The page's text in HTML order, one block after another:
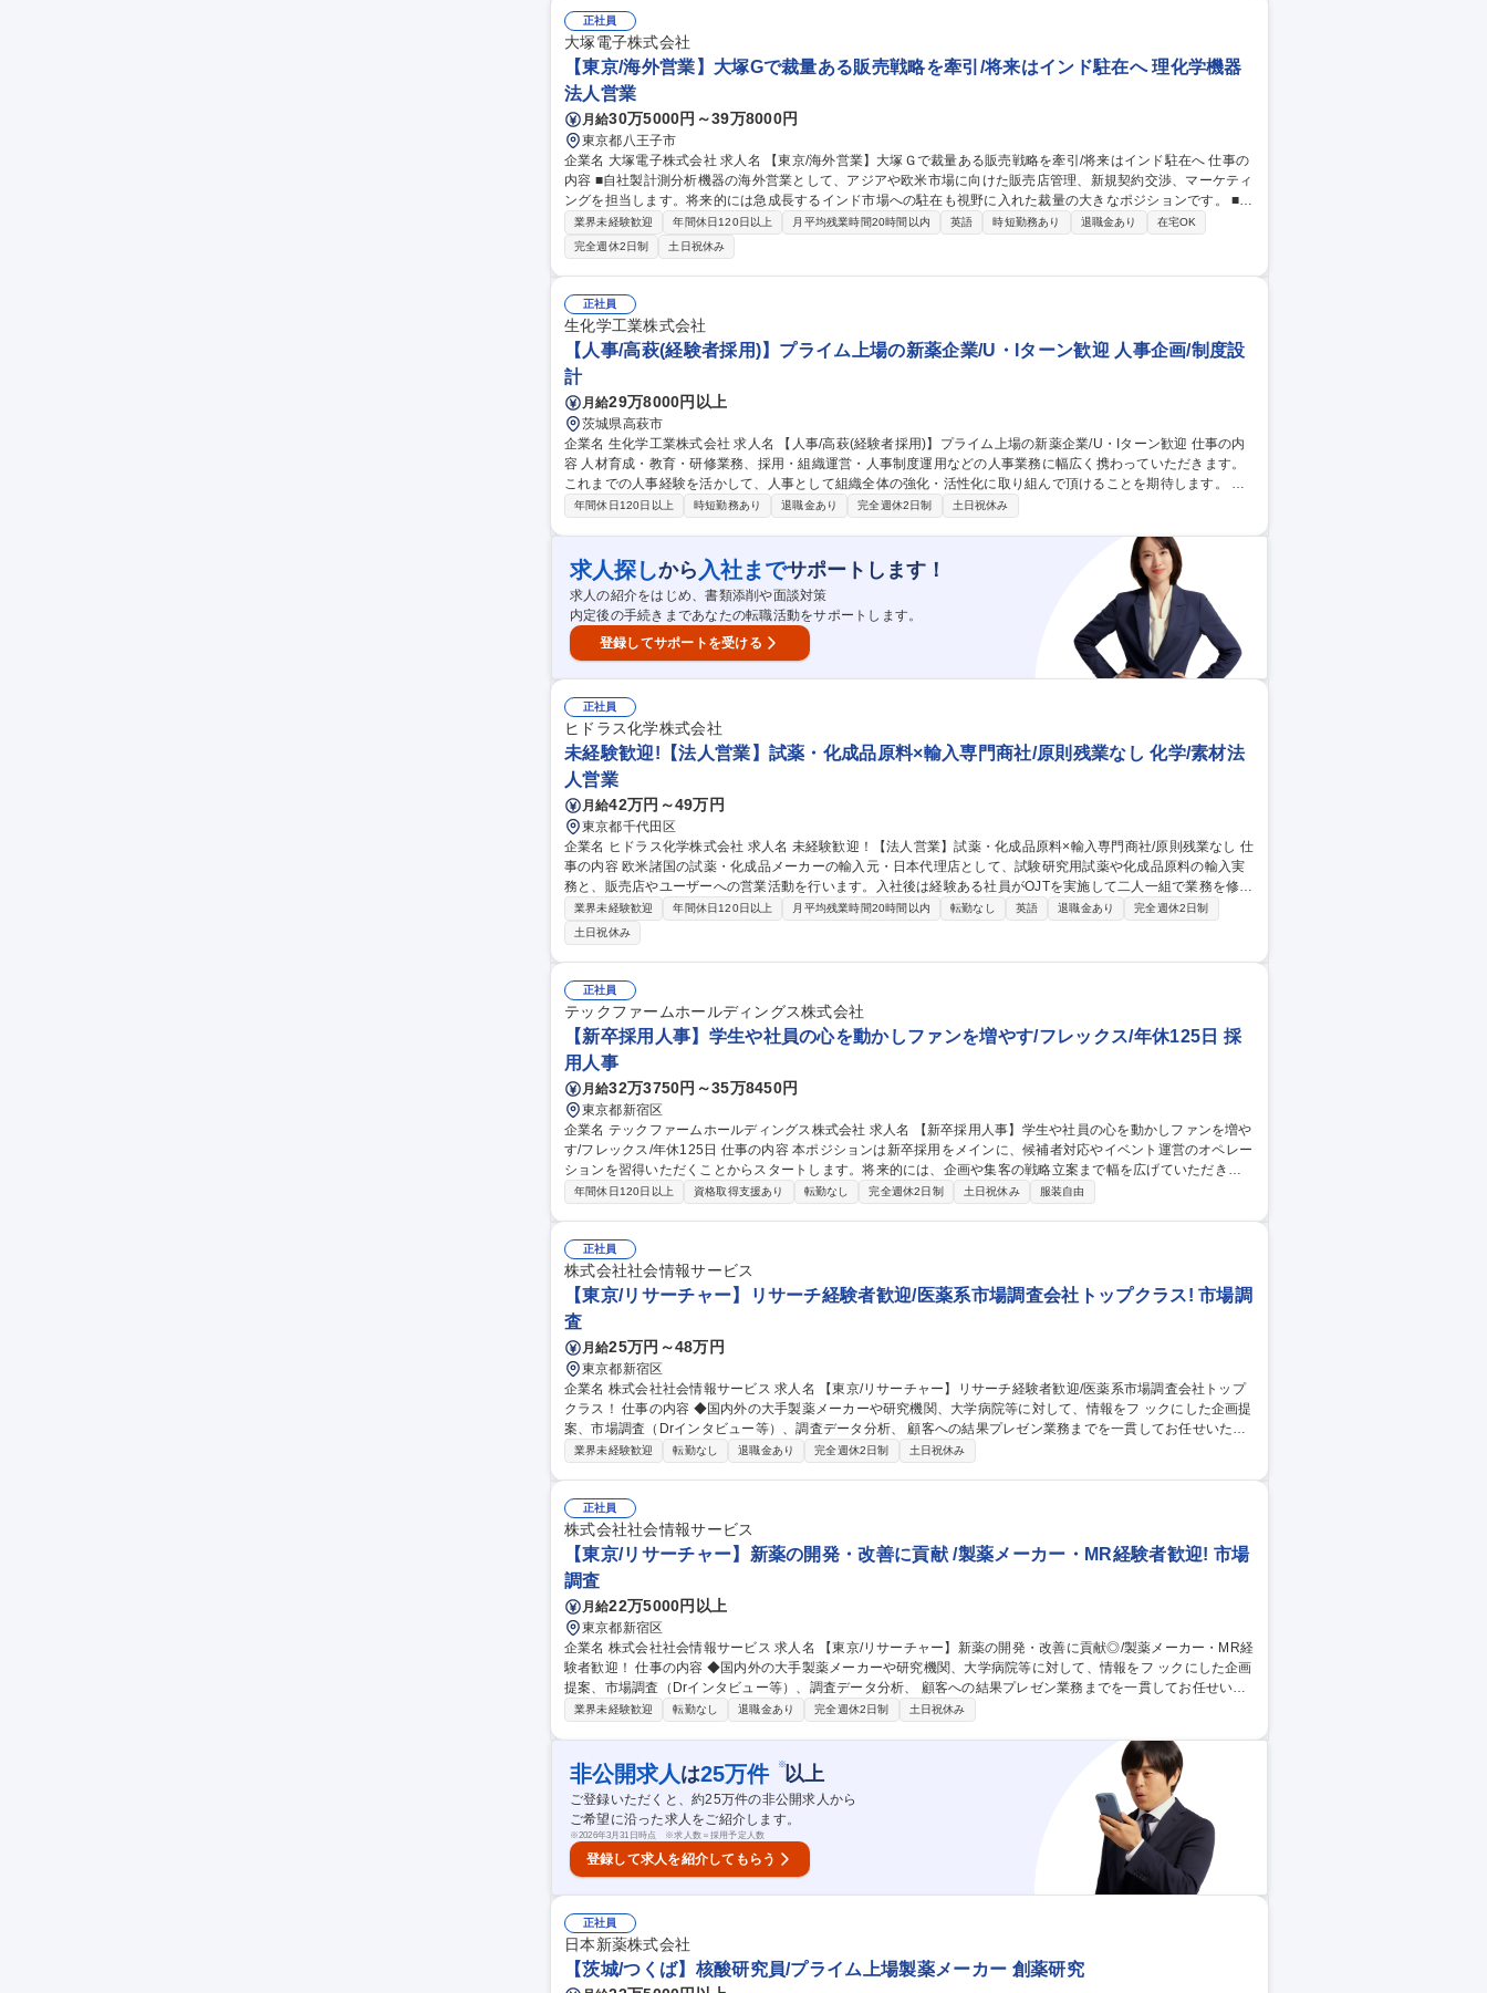
正社員
大塚電子株式会社
【東京/海外営業】大塚Gで裁量ある販売戦略を牽引/将来はインド駐在へ 理化学機器
法人営業
月給30万5000円～39万8000円
東京都八王子市
企業名 大塚電子株式会社 求人名 【東京/海外営業】大塚Ｇで裁量ある販売戦略を牽引/将来はインド駐在へ 仕事の
内容 ■自社製計測分析機器の海外営業として、アジアや欧米市場に向けた販売店管理、新規契約交渉、マーケティ
ングを担当します。将来的には急成長するインド市場への駐在も視野に入れた裁量の大きなポジションです。 ■入
社後は国内研修やOJTを通じて製品知識をじっくり習得していただきます。その後は東南アジアや中南米、インド
などの販売店サポートや新規開拓を担い、現地のニーズを汲み取った販売戦略の提言など、マーケティング視点
での活躍が求められます。 ■単に製品を販売するにとどまらず、大塚グループの独自の「光」の技術を世界中に広
め、科学の進歩を最前線で支える社会的意義と裁量の大きなミッションです。 募集職種 【東京/海外営業】大塚Ｇ
で裁量ある販売戦略を牽引/将来はインド駐在へ
業界未経験歓迎 年間休日120日以上 月平均残業時間20時間以内 英語 時短勤務あり 退職金あり
在宅OK
完全週休2日制
土日祝休み
正社員
生化学工業株式会社
【人事/高萩(経験者採用)】プライム上場の新薬企業/U・Iターン歓迎 人事企画/制度設
計
月給29万8000円以上
茨城県高萩市
企業名 生化学工業株式会社 求人名 【人事/高萩(経験者採用)】プライム上場の新薬企業/U・Iターン歓迎 仕事の内
容 人材育成・教育・研修業務、採用・組織運営・人事制度運用などの人事業務に幅広く携わっていただきます。
これまでの人事経験を活かして、人事として組織全体の強化・活性化に取り組んで頂けることを期待します。 ＜
業務内容＞■研修の企画・実施（新入社員・中途社員・製造現場社員向けの各種研修の企画・運営）■組織・人材
ション活性化施策、エンゲージメント向上施策の企画・実施）■採用業務（新卒・中途・派遣）※各区分に応じた
採用計画の立案・実施・選考対応 募集職種 【人事/高萩(経験者採用)】プライム上場の新薬企業/U・Iターン歓迎
年間休日120日以上 時短勤務あり 退職金あり 完全週休2日制 土日祝休み
求人探しから 入社までサポートします！
求人の紹介をはじめ、書類添削や面談対策
内定後の手続きまであなたの転職活動をサポートします。
登録してサポートを受ける
正社員
ヒドラス化学株式会社
未経験歓迎!【法人営業】試薬・化成品原料×輸入専門商社/原則残業なし 化学/素材法
人営業
月給42万円～49万円
東京都千代田区
企業名 ヒドラス化学株式会社 求人名 未経験歓迎！【法人営業】試薬・化成品原料×輸入専門商社/原則残業なし 仕
事の内容 欧米諸国の試薬・化成品メーカーの輸入元・日本代理店として、試験研究用試薬や化成品原料の輸入実
務と、販売店やユーザーへの営業活動を行います。入社後は経験ある社員がOJTを実施して二人一組で業務を修得
していただけますのでご安心ください。 【商材】グラム単位の研究用試薬から始まり100kg～1000kg程度の原料
まで、少量かつ高付加価値の化合物を取扱います。 【顧客】試薬販売店のほか、製薬会社、化学工業会社、半導
体材料メーカー、他、先端化学技術や材料を開発する大学、官公庁、政府研究機関等、商材の流通先は幅広く、
ご経験を活かした活躍を期待しております。 募集職種 未経験歓迎！【法人営業】試薬・化成品原料×輸入専門商
社/原則残業なし
業界未経験歓迎 年間休日120日以上 月平均残業時間20時間以内 転勤なし 英語 退職金あり
完全週休2日制
土日祝休み
正社員
テックファームホールディングス株式会社
【新卒採用人事】学生や社員の心を動かしファンを増やす/フレックス/年休125日 採
用人事
月給32万3750円～35万8450円
東京都新宿区
企業名 テックファームホールディングス株式会社 求人名 【新卒採用人事】学生や社員の心を動かしファンを増や
す/フレックス/年休125日 仕事の内容 本ポジションは新卒採用をメインに、候補者対応やイベント運営のオペレー
ションを習得いただくことからスタートします。将来的には、企画や集客の戦略立案まで幅を広げていただきま
す。 【具体的な業務】 ■新卒の選考プロセス実行/運用・候補者フォロー（書類選考、日程や面談に参加する社員
学生との接点から動員までアプローチを企画実行） 募集職種 【新卒採用人事】学生や社員の心を動かしファンを
増やす/フレックス/年休125日
年間休日120日以上 資格取得支援あり 転勤なし 完全週休2日制 土日祝休み 服装自由
正社員
株式会社社会情報サービス
【東京/リサーチャー】リサーチ経験者歓迎/医薬系市場調査会社トップクラス! 市場調
査
月給25万円～48万円
東京都新宿区
企業名 株式会社社会情報サービス 求人名 【東京/リサーチャー】リサーチ経験者歓迎/医薬系市場調査会社トップ
クラス！ 仕事の内容 ◆国内外の大手製薬メーカーや研究機関、大学病院等に対して、情報をフ ックにした企画提
案、市場調査（Drインタビュー等）、調査データ分析、 顧客への結果プレゼン業務までを一貫してお任せいたし
ます。 【当ポジションの魅力】 顧客の課題抽出～提案～課題解決まで一貫して行う事が出来ます。情報を フック
るのかを能動的に考え、市場分析を自ら行って頂きます。 募集職種 【東京/リサーチャー】リサーチ経験者歓迎/
医薬系市場調査会社トップクラス！
業界未経験歓迎 転勤なし 退職金あり 完全週休2日制 土日祝休み
正社員
株式会社社会情報サービス
【東京/リサーチャー】新薬の開発・改善に貢献 /製薬メーカー・MR経験者歓迎! 市場
調査
月給22万5000円以上
東京都新宿区
企業名 株式会社社会情報サービス 求人名 【東京/リサーチャー】新薬の開発・改善に貢献◎/製薬メーカー・MR経
験者歓迎！ 仕事の内容 ◆国内外の大手製薬メーカーや研究機関、大学病院等に対して、情報をフ ックにした企画
提案、市場調査（Drインタビュー等）、調査データ分析、 顧客への結果プレゼン業務までを一貫してお任せいた
します。 【当ポジションの魅力】 顧客の課題抽出～提案～課題解決まで一貫して行う事が出来ます。情報を フッ
業務を行う事が出来るのが醍醐 味です。どのような情報を提案/提供すれば、顧客の事業成長、販路拡大 に貢献出
来るのかを能動的に考え、市場分析を自ら行って頂きます。 募集職種 【東京/リサーチャー】新薬の開発・改善に
貢献◎/製薬メーカー・MR経験者歓迎！
業界未経験歓迎 転勤なし 退職金あり 完全週休2日制 土日祝休み
非公開求人 は25万件 ※以上
ご登録いただくと、約25万件の非公開求人から
ご希望に沿った求人をご紹介します。
※2026年3月31日時点 ※求人数＝採用予定人数
登録して求人を紹介してもらう
正社員
日本新薬株式会社
【茨城/つくば】核酸研究員/プライム上場製薬メーカー 創薬研究